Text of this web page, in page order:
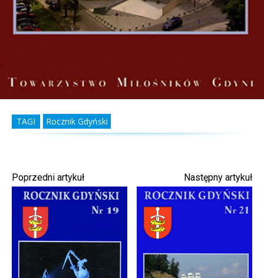
TAGI Rocznik Gdyński
Poprzedni artykuł Następny artykuł